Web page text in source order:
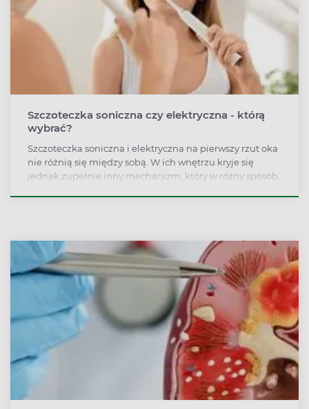
Szczoteczka soniczna czy elektryczna - którą
wybrać?
Szczoteczka soniczna i elektryczna na pierwszy rzut oka
nie różnią się między sobą. W ich wnętrzu kryje się
jednak zupełnie inny mechanizm, który w różny sposób